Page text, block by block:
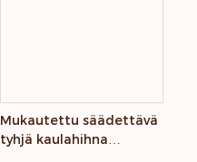
Mukautettu säädettävä
tyhjä kaulahihna